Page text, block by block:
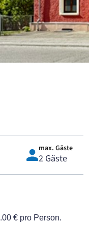
max. Gäste
2 Gäste
€ pro Person.